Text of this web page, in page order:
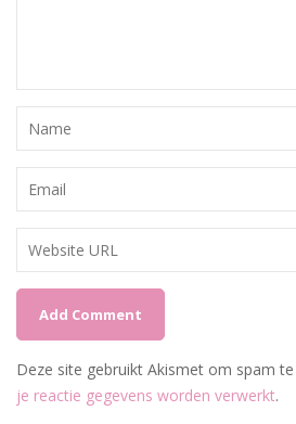
Deze site gebruikt Akismet om spam
je reactie gegevens worden verwerkt.